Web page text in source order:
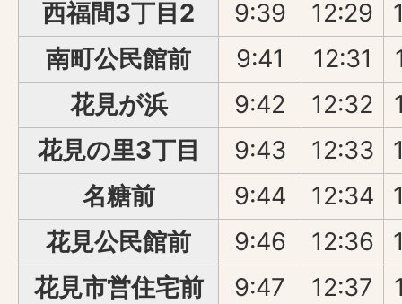
西福間3丁目2
9:39 12:29
南町公民館前
9:41 12:31
花見が浜
9:42 12:32
花見の里3丁目
9:43 12:33
名糖前
9:44 12:34
花見公民館前
9:46 12:36
花見市営住宅前
9:47 12:37